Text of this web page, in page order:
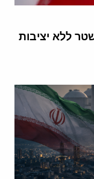
ללא יציבות